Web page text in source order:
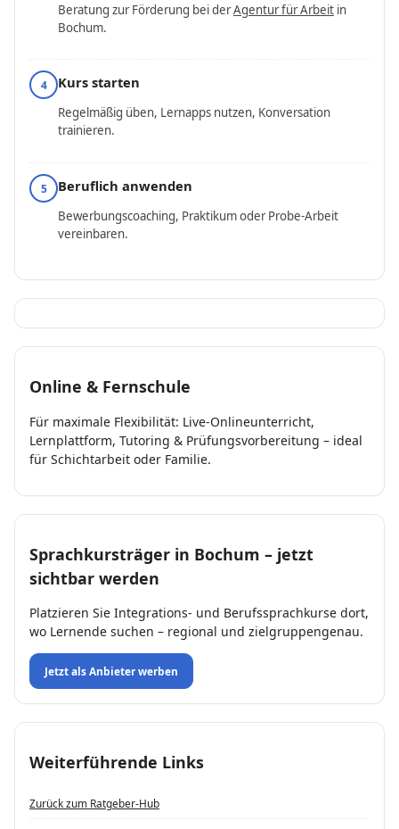
Beratung zur Förderung bei derAgentur für Arbeit in
Bochum.
4 Kurs starten
Regelmäßig üben, Lernapps nutzen, Konversation
trainieren.
5 Beruflich anwenden
Bewerbungscoaching, Praktikum oder Probe-Arbeit
vereinbaren.
Online & Fernschule
Für maximale Flexibilität: Live-Onlineunterricht,
Lernplattform, Tutoring & Prüfungsvorbereitung – ideal
für Schichtarbeit oder Familie.
Sprachkursträger in Bochum – jetzt
sichtbar werden
Platzieren Sie Integrations- und Berufssprachkurse dort,
wo Lernende suchen – regional und zielgruppengenau.
Jetzt als Anbieter werben
Weiterführende Links
Zurück zum Ratgeber-Hub